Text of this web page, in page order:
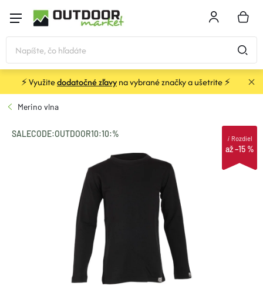
obsah
KOŠÍK
STANY a PRÍSTREŠKY
SPACÁKY
BATOHY a TAŠKY
⚡ Využitedodatočné zľavyna vybrané značky a ušetrite ⚡
Merino vlna
SALECODE:OUTDOOR10:10:%
až –15 %
iRozdiel